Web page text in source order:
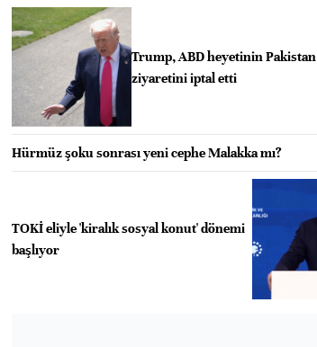
Trump, ABD heyetinin Pakistan
ziyaretini iptal etti
Hürmüz şoku sonrası yeni cephe Malakka mı?
TOKİ eliyle 'kiralık sosyal konut' dönemi
başlıyor